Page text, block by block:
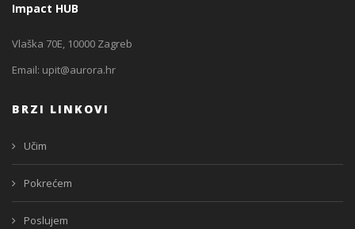
Impact HUB
Vlaška 70E, 10000 Zagreb
Email: upit@aurora.hr
BRZI LINKOVI
Učim
Pokrećem
Poslujem